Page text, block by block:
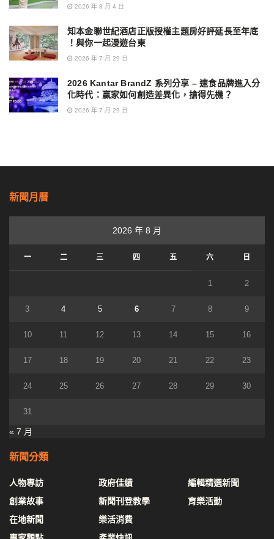
2026 年 8 月 4 日
知本金聯世紀酒店正版授權主題房好評延長至年底
！與你一起漫遊台東
2026 年 7 月 29 日
2026 Kantar BrandZ 系列分享 – 速食品牌進入分
化時代：贏家如何創造差異化，搶得先機？
2026 年 7 月 29 日
新聞月曆
2026 年 8 月
一 二 三 四 五 六 日
1 2
3 4 5 6 7 8 9
10 11 12 13 14 15 16
17 18 19 20 21 22 23
24 25 26 27 28 29 30
31
« 7 月
新聞分類
人物專訪
創業故事
在地新聞
政府佳績
新聞刊登教學
樂活消費
編輯精選新聞
育樂活動